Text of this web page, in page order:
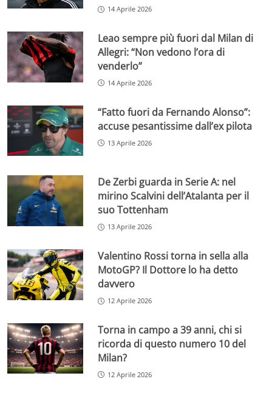
14 Aprile 2026
Leao sempre più fuori dal Milan di
Allegri: “Non vedono l’ora di
venderlo”
14 Aprile 2026
“Fatto fuori da Fernando Alonso”:
accuse pesantissime dall’ex pilota
13 Aprile 2026
De Zerbi guarda in Serie A: nel
mirino Scalvini dell’Atalanta per il
suo Tottenham
13 Aprile 2026
Valentino Rossi torna in sella alla
MotoGP? Il Dottore lo ha detto
davvero
12 Aprile 2026
Torna in campo a 39 anni, chi si
ricorda di questo numero 10 del
Milan?
12 Aprile 2026